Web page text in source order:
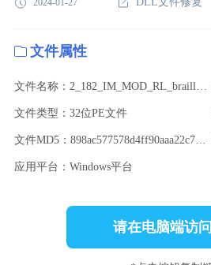
文件属性
文件名称：2_182_IM_MOD_RL_braille_.dll
文件类型：32位PE文件
文件MD5：898ac577578d4ff90aaa22c700960edd
应用平台：Windows平台
请在电脑端访